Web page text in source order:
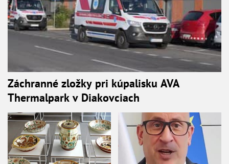
Záchranné zložky pri kúpalisku AVA
Thermalpark v Diakovciach